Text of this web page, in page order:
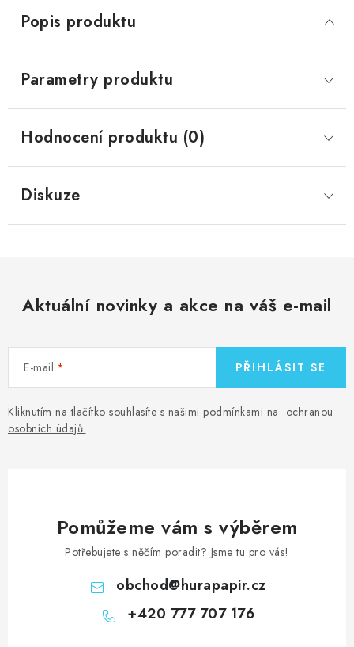
Popis produktu
Parametry produktu
Hodnocení produktu (0)
Diskuze
Aktuální novinky a akce na váš e-mail
E-mail
Kliknutím na tlačítko souhlasíte s našimi podmínkami na ochranou
osobních údajů.
PŘIHLÁSIT SE
Pomůžeme vám s výběrem
Potřebujete s něčím poradit? Jsme tu pro vás!
obchod@hurapapir.cz
+420 777 707 176